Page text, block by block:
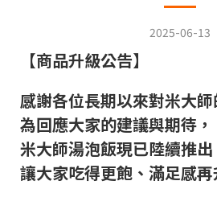
2025-06-13
【商品升級公告】
感謝各位長期以來對米大師
為回應大家的建議與期待，
米大師湯泡飯現已陸續推出
讓大家吃得更飽、滿足感再